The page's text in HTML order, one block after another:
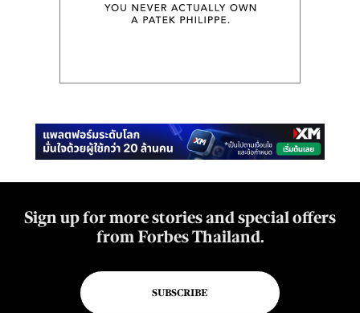
Sign up for more stories and special offers
from Forbes Thailand.
SUBSCRIBE